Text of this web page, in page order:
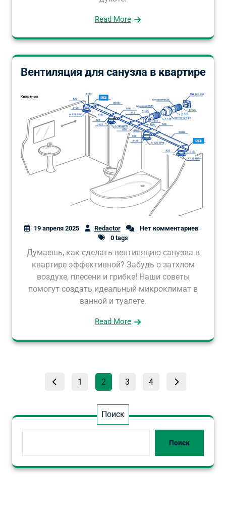
Read More
Вентиляция для санузла в квартире
19 апреля 2025 Redactor
Нет комментариев
0 tags
Думаешь, как сделать вентиляцию санузла в
квартире эффективной? Забудь о затхлом
воздухе, плесени и грибке! Наши советы
помогут создать идеальный микроклимат в
ванной и туалете.
Read More
Пагинация
Страница
1 Страница
2 Страница
3 Страница
4
Поиск
Поиск